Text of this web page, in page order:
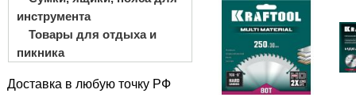
инструмента
Товары для отдыха и
пикника
Доставка в любую точку РФ